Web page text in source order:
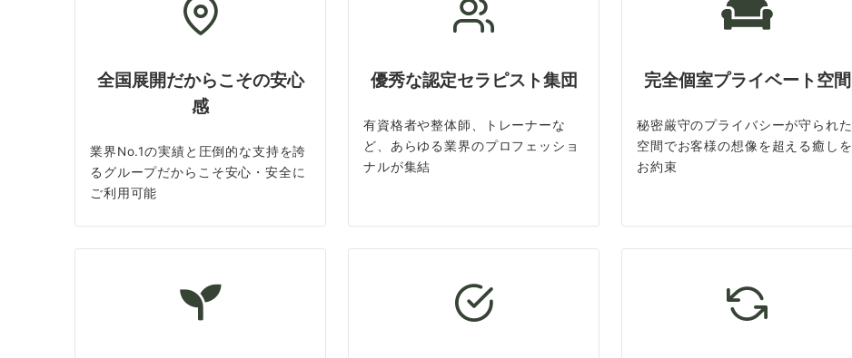
全国展開だからこその安心
感
業界No.1の実績と圧倒的な支持を誇
るグループだからこそ安心・安全に
ご利用可能
優秀な認定セラピスト集団
有資格者や整体師、トレーナーな
ど、あらゆる業界のプロフェッショ
ナルが集結
完全個室プライベート空間
秘密厳守のプライバシーが守られた
空間でお客様の想像を超える癒しを
お約束